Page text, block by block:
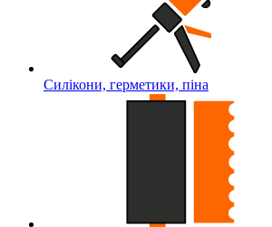
Силікони, герметики, піна